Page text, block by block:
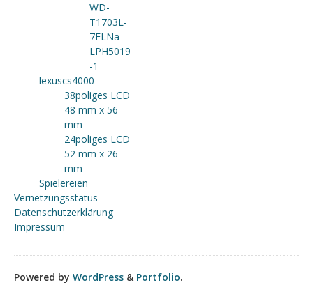
WD-
T1703L-
7ELNa
LPH5019
-1
lexuscs4000
38poliges LCD
48 mm x 56
mm
24poliges LCD
52 mm x 26
mm
Spielereien
Vernetzungsstatus
Datenschutzerklärung
Impressum
Powered by WordPress & Portfolio.